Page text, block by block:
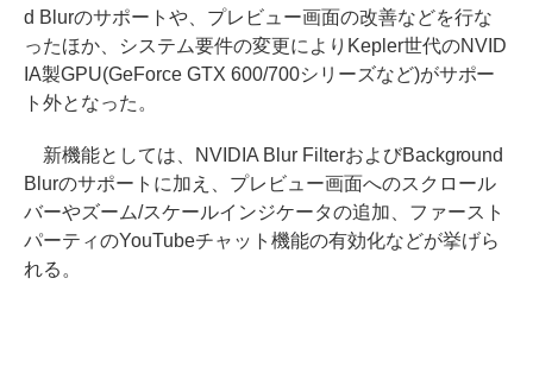
d Blurのサポートや、プレビュー画面の改善などを行な
ったほか、システム要件の変更によりKepler世代のNVID
IA製GPU(GeForce GTX 600/700シリーズなど)がサポー
ト外となった。
新機能としては、NVIDIA Blur FilterおよびBackground
Blurのサポートに加え、プレビュー画面へのスクロール
バーやズーム/スケールインジケータの追加、ファースト
パーティのYouTubeチャット機能の有効化などが挙げら
れる。